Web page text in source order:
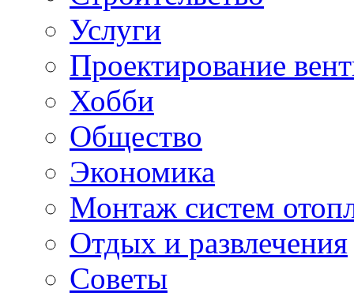
Услуги
Проектирование
Хобби
Общество
Экономика
Монтаж систем
Отдых и развлечения
Советы